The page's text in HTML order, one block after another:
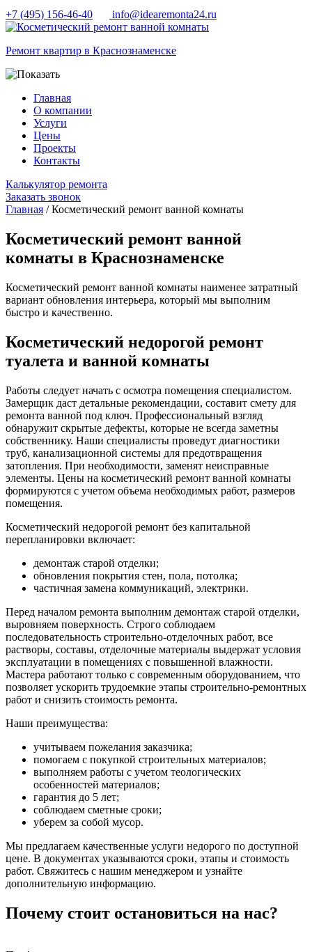
+7 (495) 156-46-40 info@idearemonta24.ru
Ремонт квартир в Краснознаменске
Главная
О компании
Услуги
Цены
Проекты
Контакты
Калькулятор ремонта
Заказать звонок
Главная / Косметический ремонт ванной комнаты
Косметический ремонт ванной
комнаты в Краснознаменске
Косметический ремонт ванной комнаты наименее затратный
вариант обновления интерьера, который мы выполним
быстро и качественно.
Косметический недорогой ремонт
туалета и ванной комнаты
Работы следует начать с осмотра помещения специалистом.
Замерщик даст детальные рекомендации, составит смету для
ремонта ванной под ключ. Профессиональный взгляд
обнаружит скрытые дефекты, которые не всегда заметны
собственнику. Наши специалисты проведут диагностики
труб, канализационной системы для предотвращения
затопления. При необходимости, заменят неисправные
элементы. Цены на косметический ремонт ванной комнаты
формируются с учетом объема необходимых работ, размеров
помещения.
Косметический недорогой ремонт без капитальной
перепланировки включает:
демонтаж старой отделки;
обновления покрытия стен, пола, потолка;
частичная замена коммуникаций, электрики.
Перед началом ремонта выполним демонтаж старой отделки,
выровняем поверхность. Строго соблюдаем
последовательность строительно-отделочных работ, все
растворы, составы, отделочные материалы выдержат условия
эксплуатации в помещениях с повышенной влажности.
Мастера работают только с современным оборудованием, что
позволяет ускорить трудоемкие этапы строительно-ремонтных
работ и снизить стоимость ремонта.
Наши преимущества:
учитываем пожелания заказчика;
помогаем с покупкой строительных материалов;
выполняем работы с учетом теологических
особенностей материалов;
гарантия до 5 лет;
соблюдаем сметные сроки;
уберем за собой мусор.
Мы предлагаем качественные услуги недорого по доступной
цене. В документах указываются сроки, этапы и стоимость
работ. Свяжитесь с нашим менеджером и узнайте
дополнительную информацию.
Почему стоит остановиться на нас?